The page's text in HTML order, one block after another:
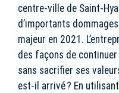
centre-ville de Saint-
d’importants
majeur en 2021.
des façons de
sans sacrifier ses
est-il arrivé ? En